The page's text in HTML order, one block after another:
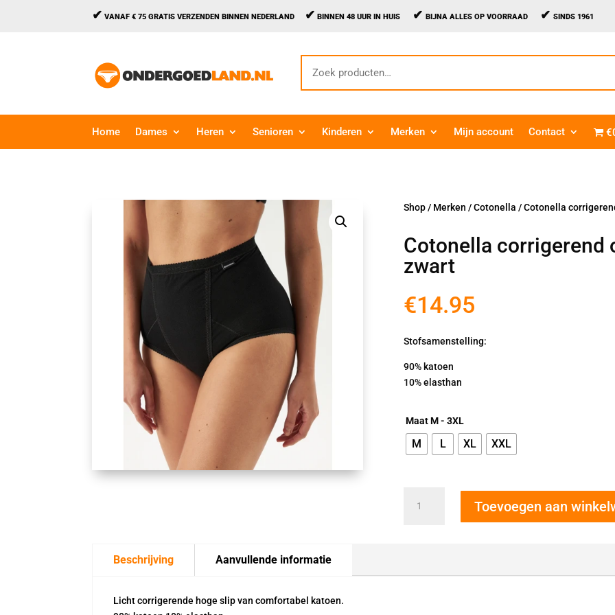
✔ VANAF € 75 GRATIS VERZENDEN BINNEN NEDERLAND ✔ BINNEN 48 UUR IN HUIS ✔BIJNA ALLES OP VOORRAAD ✔SINDS 1961
Zoeken
naar:
Home Dames Heren Senioren Kinderen Merken Mijn account Contact
Shop/ Merken /Cotonella / Cotonella
Cotonella corrigerend
zwart
€14.95
Stofsamenstelling:
90% katoen
10% elasthan
Maat M - 3XL
M L XL XXL
corrigerend
aantal
Toevoegen aan
Beschrijving Aanvullende informatie
Licht corrigerende hoge slip van comfortabel katoen.